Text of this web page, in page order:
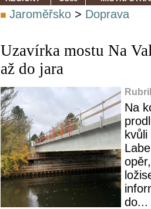
Jaroměřsko > Doprava
Uzavírka mostu Na
až do jara
Na
do...